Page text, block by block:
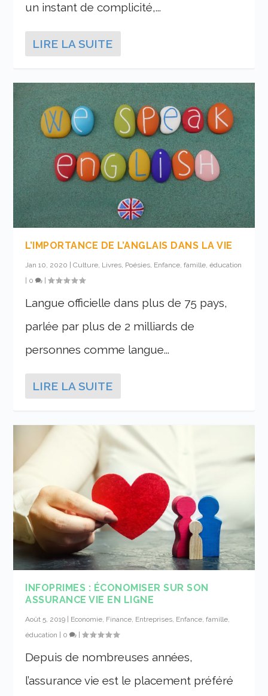
un instant de complicité,...
LIRE LA SUITE
L’IMPORTANCE DE L’ANGLAIS DANS LA VIE
Jan 10, 2020 |Culture, Livres, Poésies, Enfance, famille, éducation
0 |
Langue officielle dans plus de 75 pays,
parlée par plus de 2 milliards de
personnes comme langue...
LIRE LA SUITE
INFOPRIMES : ÉCONOMISER SUR SON
ASSURANCE VIE EN LIGNE
Août 5, 2019 Economie, Finance, Entreprises, Enfance, famille,
éducation
0 |
Depuis de nombreuses années,
l’assurance vie est le placement préféré